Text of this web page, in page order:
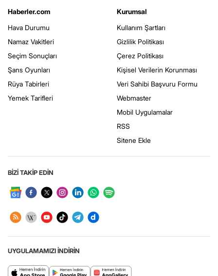
Haberler.com
Hava Durumu
Namaz Vakitleri
Seçim Sonuçları
Şans Oyunları
Rüya Tabirleri
Yemek Tarifleri
Kurumsal
Kullanım Şartları
Gizlilik Politikası
Çerez Politikası
Kişisel Verilerin Korunması
Veri Sahibi Başvuru Formu
Webmaster
Mobil Uygulamalar
RSS
Sitene Ekle
BİZİ TAKİP EDİN
UYGULAMAMIZI İNDİRİN